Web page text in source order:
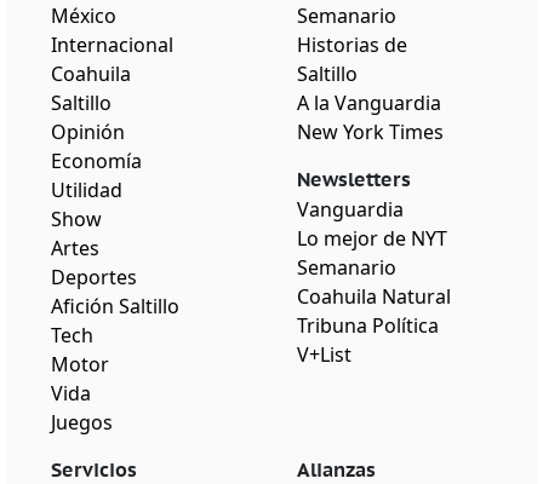
México
Internacional
Coahuila
Saltillo
Opinión
Economía
Utilidad
Show
Artes
Deportes
Afición Saltillo
Tech
Motor
Vida
Juegos
Semanario
Historias de
Saltillo
A la Vanguardia
New York Times
Newsletters
Vanguardia
Lo mejor de NYT
Semanario
Coahuila Natural
Tribuna Política
V+List
Servicios Alianzas